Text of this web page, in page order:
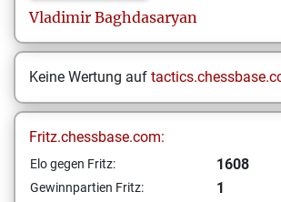
Vladimir Baghdasaryan
Keine Wertung auf
Fritz.chessbase.com:
Elo gegen Fritz: 1608
Gewinnpartien Fritz: 1